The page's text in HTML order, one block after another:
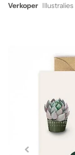
Verkoper Illustralies